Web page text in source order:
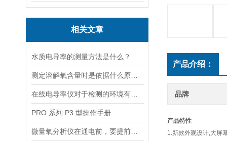
相关文章
水质电导率的测量方法是什么？
PRO 系列 P3 型操作手册
产品介绍：
品牌
产品特性
1.新款外观设计,大屏